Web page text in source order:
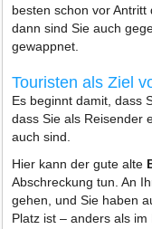
besten schon vor Antritt
dann sind Sie auch
gewappnet.
Touristen als Ziel
Es beginnt damit, dass
dass Sie als Reisender
auch sind.
Hier kann der gute alte
Abschreckung tun. An
gehen, und Sie haben
Platz ist – anders als